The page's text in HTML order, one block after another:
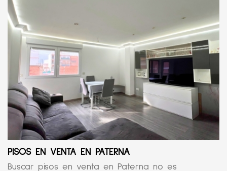
PISOS EN VENTA EN PATERNA
Buscar pisos en venta en Paterna no es